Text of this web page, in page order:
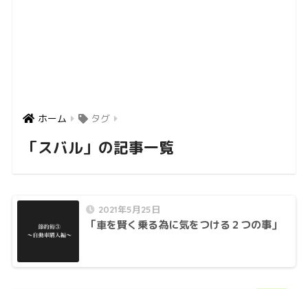
ホーム タグ
「スバル」の記事一覧
2021年5月25日
「車を賢く乗る為に気をつける２つの事」